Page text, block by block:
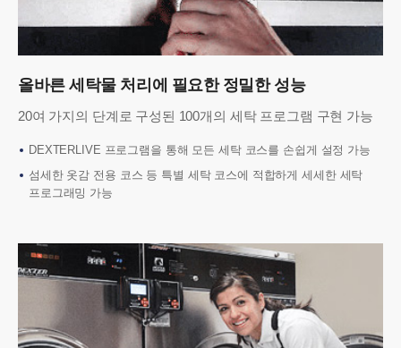
올바른 세탁물 처리에 필요한 정밀한 성능
20여 가지의 단계로 구성된 100개의 세탁 프로그램 구현 가능
DEXTERLIVE 프로그램을 통해 모든 세탁 코스를 손쉽게 설정 가능
섬세한 옷감 전용 코스 등 특별 세탁 코스에 적합하게 세세한 세탁
프로그래밍 가능